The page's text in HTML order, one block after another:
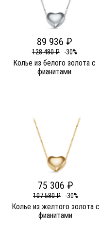
89 936 ₽
128 480 ₽ -30%
Колье из белого золота c
фианитами
75 306 ₽
107 580 ₽ -30%
Колье из желтого золота c
фианитами